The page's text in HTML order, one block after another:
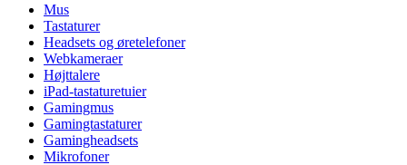
Mus
Tastaturer
Headsets og øretelefoner
Webkameraer
Højttalere
iPad-tastaturetuier
Gamingmus
Gamingtastaturer
Gamingheadsets
Mikrofoner